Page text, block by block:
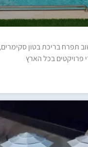
פרויקטים בכל הארץ